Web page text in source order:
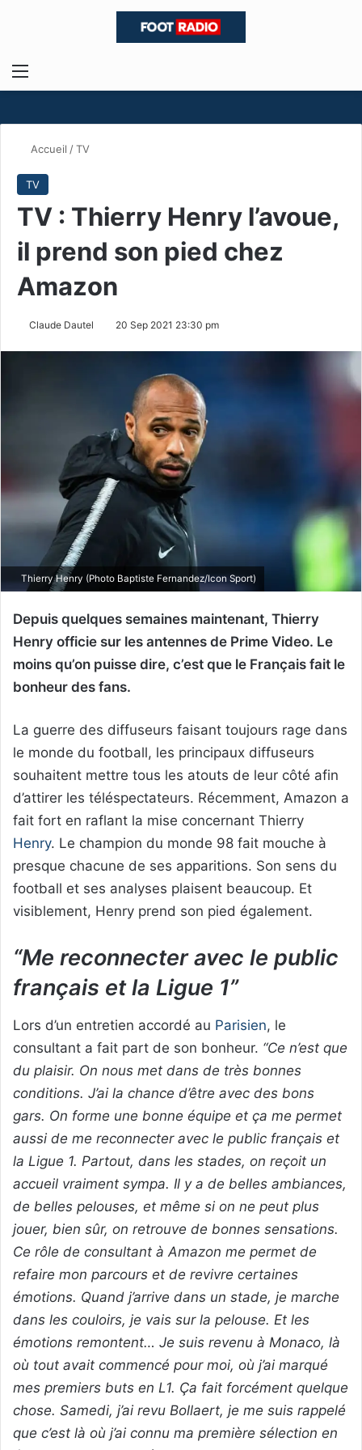
Menu
Accueil /TV
TV
TV : Thierry Henry l’avoue,
il prend son pied chez
Amazon
Claude Dautel 20 Sep 2021 23:30 pm
Thierry Henry (Photo Baptiste Fernandez/Icon Sport)
Depuis quelques semaines maintenant, Thierry
Henry officie sur les antennes de Prime Video. Le
moins qu’on puisse dire, c’est que le Français fait le
bonheur des fans.
La guerre des diffuseurs faisant toujours rage dans
le monde du football, les principaux diffuseurs
souhaitent mettre tous les atouts de leur côté afin
d’attirer les téléspectateurs. Récemment, Amazon a
fait fort en raflant la mise concernant Thierry
Henry. Le champion du monde 98 fait mouche à
presque chacune de ses apparitions. Son sens du
football et ses analyses plaisent beaucoup. Et
visiblement, Henry prend son pied également.
“Me reconnecter avec le public
français et la Ligue 1”
Lors d’un entretien accordé au Parisien, le
consultant a fait part de son bonheur. “Ce n’est que
du plaisir. On nous met dans de très bonnes
conditions. J’ai la chance d’être avec des bons
gars. On forme une bonne équipe et ça me permet
aussi de me reconnecter avec le public français et
la Ligue 1. Partout, dans les stades, on reçoit un
accueil vraiment sympa. Il y a de belles ambiances,
de belles pelouses, et même si on ne peut plus
jouer, bien sûr, on retrouve de bonnes sensations.
Ce rôle de consultant à Amazon me permet de
refaire mon parcours et de revivre certaines
émotions. Quand j’arrive dans un stade, je marche
dans les couloirs, je vais sur la pelouse. Et les
émotions remontent… Je suis revenu à Monaco, là
où tout avait commencé pour moi, où j’ai marqué
mes premiers buts en L1. Ça fait forcément quelque
chose. Samedi, j’ai revu Bollaert, je me suis rappelé
que c’est là où j’ai connu ma première sélection en